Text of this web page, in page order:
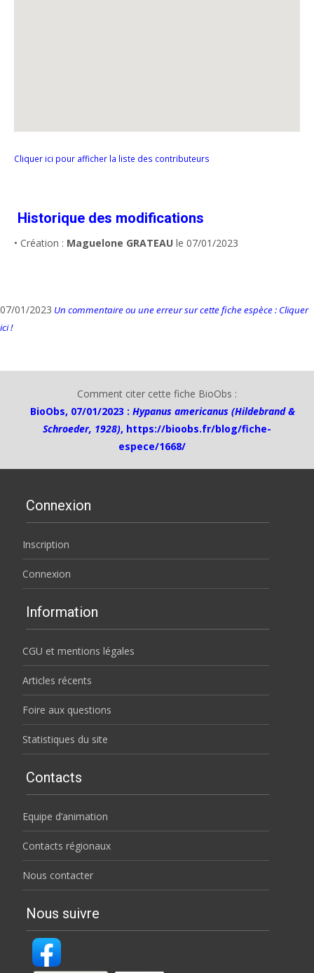
Cliquer ici pour afficher la liste des contributeurs
Historique des modifications
• Création : Maguelone GRATEAU le 07/01/2023
07/01/2023 Un commentaire ou une erreur sur cette fiche espèce : Cliquer
ici !
Comment citer cette fiche BioObs :
BioObs, 07/01/2023 : Hypanus americanus (Hildebrand &
Schroeder, 1928), https://bioobs.fr/blog/fiche-
espece/1668/
Connexion
Inscription
Connexion
Information
CGU et mentions légales
Articles récents
Foire aux questions
Statistiques du site
Contacts
Equipe d’animation
Contacts régionaux
Nous contacter
Nous suivre